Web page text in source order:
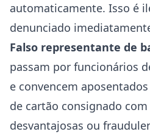
automaticamente. Isso é
denunciado
Falso representante de
passam por funcionários
e convencem
de cartão consignado
desvantajosas ou